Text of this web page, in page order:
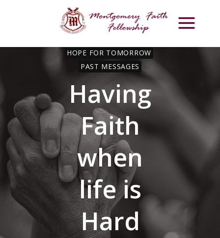
HOPE FOR TOMORROW
PAST MESSAGES
Having
Faith
when
life is
Hard